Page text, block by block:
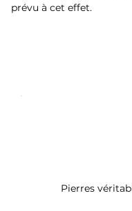
prévu à cet effet.
Pierres